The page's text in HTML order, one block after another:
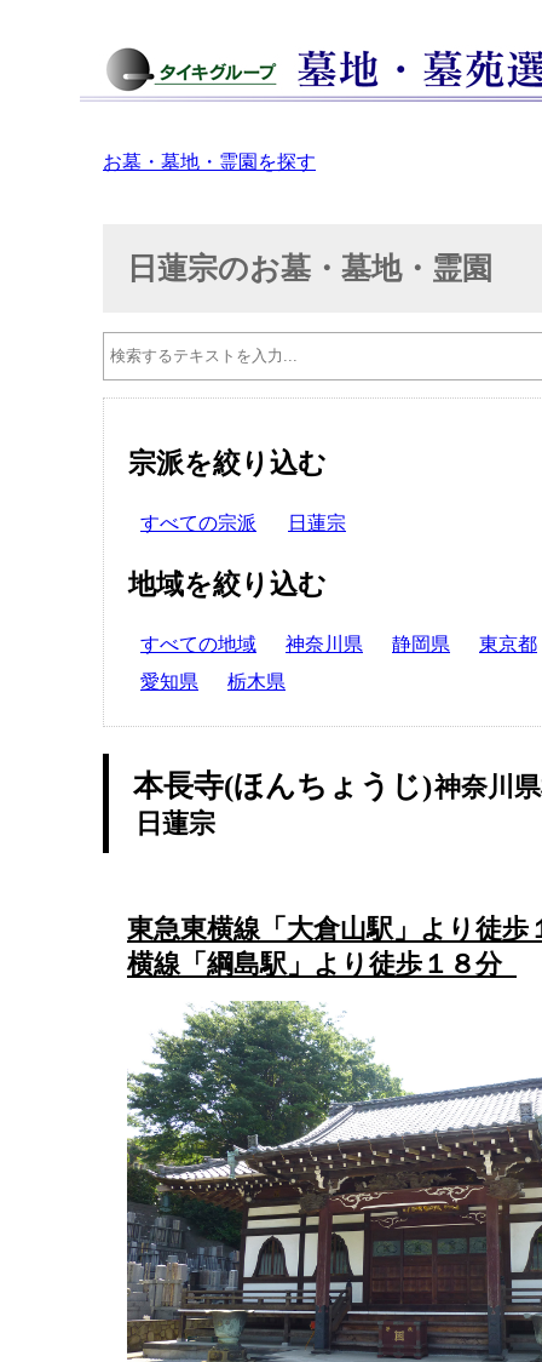
お墓・墓地・霊園を探す
日蓮宗のお墓・墓地・霊園
宗派を絞り込む
すべての宗派 日蓮宗
地域を絞り込む
すべての地域 神奈川県 静岡県
東京都
愛知県
栃木県
本長寺(ほんちょうじ)神奈川
日蓮宗
東急東横線「大倉山駅」より徒
横線「綱島駅」より徒歩１８分